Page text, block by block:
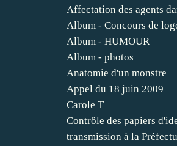
Affectation des agents
Album - Concours de
Album - HUMOUR
Album - photos
Anatomie d'un monstre
Appel du 18 juin 2009
Carole T
Contrôle des papiers
transmission à la